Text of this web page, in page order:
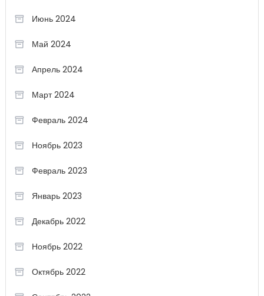
Июнь 2024
Май 2024
Апрель 2024
Март 2024
Февраль 2024
Ноябрь 2023
Февраль 2023
Январь 2023
Декабрь 2022
Ноябрь 2022
Октябрь 2022